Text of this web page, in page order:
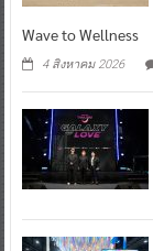
Wave to Wellness
4 สิงหาคม 2026